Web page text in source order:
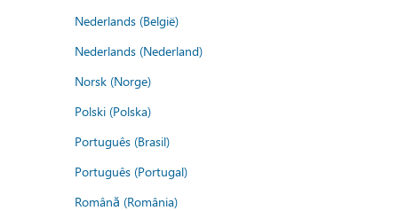
Nederlands (België)
Nederlands (Nederland)
Norsk (Norge)
Polski (Polska)
Português (Brasil)
Português (Portugal)
Română (România)